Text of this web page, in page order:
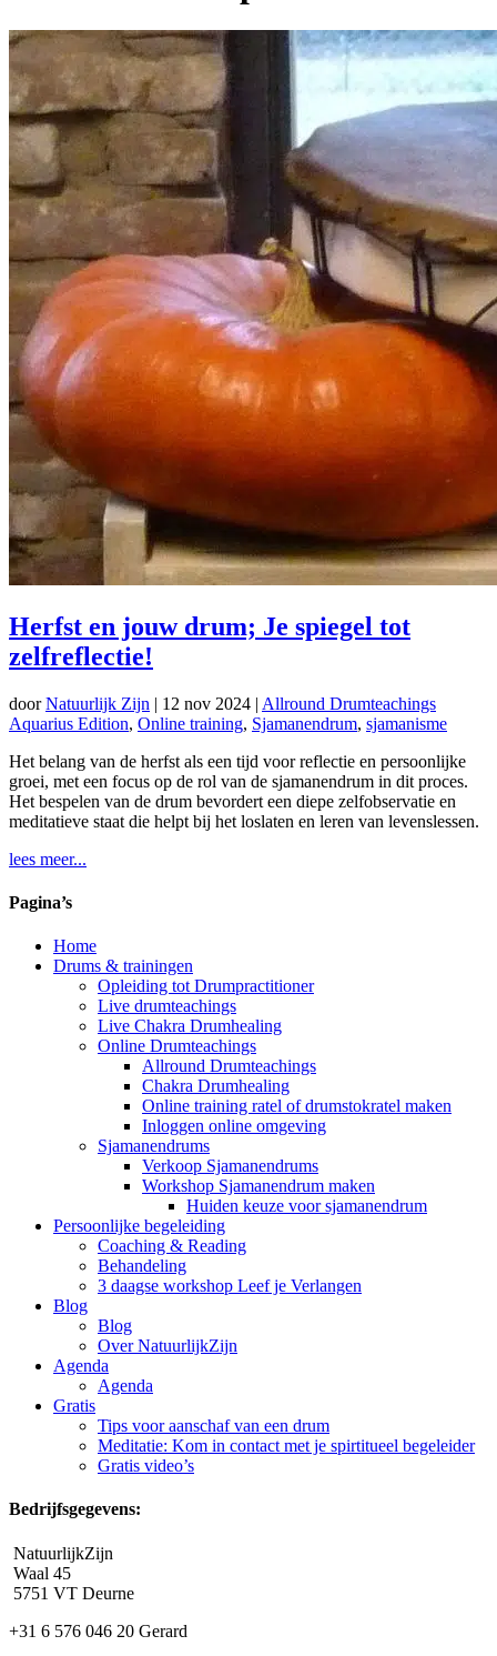
Herfst en jouw drum; Je spiegel tot
zelfreflectie!
doorNatuurlijk Zijn | 12 nov 2024 | Allround Drumteachings
Aquarius Edition, Online training, Sjamanendrum, sjamanisme
Het belang van de herfst als een tijd voor reflectie en persoonlijke
groei, met een focus op de rol van de sjamanendrum in dit proces.
Het bespelen van de drum bevordert een diepe zelfobservatie en
meditatieve staat die helpt bij het loslaten en leren van levenslessen.
lees meer...
Pagina’s
Home
Drums & trainingen
Opleiding tot Drumpractitioner
Live drumteachings
Live Chakra Drumhealing
Online Drumteachings
Allround Drumteachings
Chakra Drumhealing
Online training ratel of drumstokratel maken
Inloggen online omgeving
Sjamanendrums
Verkoop Sjamanendrums
Workshop Sjamanendrum maken
Huiden keuze voor sjamanendrum
Persoonlijke begeleiding
Coaching & Reading
Behandeling
3 daagse workshop Leef je Verlangen
Blog
Blog
Over NatuurlijkZijn
Agenda
Agenda
Gratis
Tips voor aanschaf van een drum
Meditatie: Kom in contact met je spirtitueel begeleider
Gratis video’s
Bedrijfsgegevens:
NatuurlijkZijn
Waal 45
5751 VT Deurne
+31 6 576 046 20 Gerard